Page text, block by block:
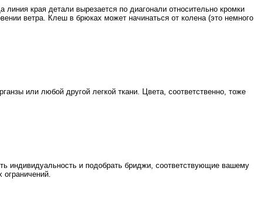
края детали вырезается по диагонали относительно кромки
ветра. Клеш в брюках может начинаться от колена (это немного
или любой другой легкой ткани. Цвета, соответственно, тоже
индивидуальность и подобрать бриджи, соответствующие вашему